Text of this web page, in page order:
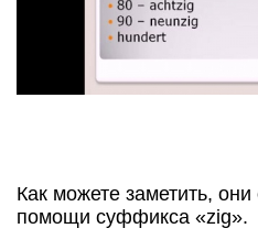
Как можете заметить,
помощи суффикса «zig».